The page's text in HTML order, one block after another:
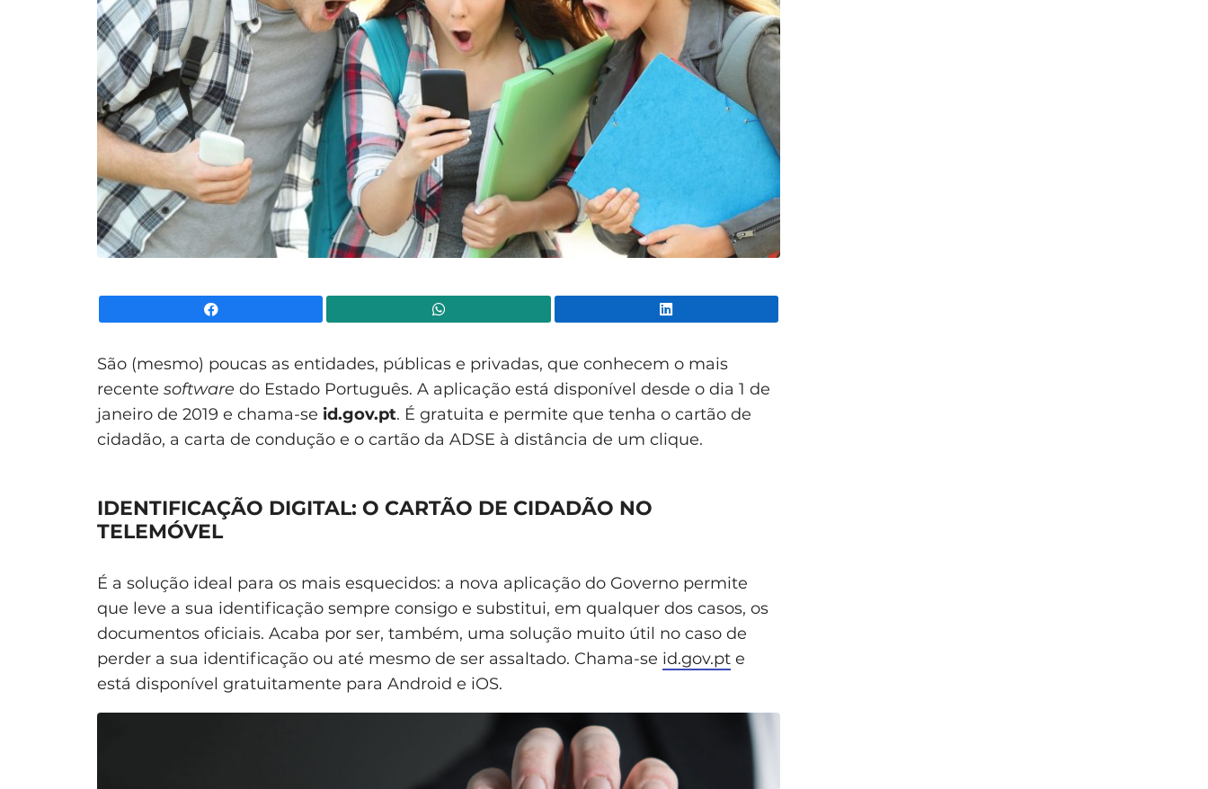
São (mesmo) poucas as entidades, públicas e privadas, que conhecem o mais
recente software do Estado Português. A aplicação está disponível desde o dia 1 de
janeiro de 2019 e chama-se id.gov.pt. É gratuita e permite que tenha o cartão de
cidadão, a carta de condução e o cartão da ADSE à distância de um clique.
IDENTIFICAÇÃO DIGITAL: O CARTÃO DE CIDADÃO NO
TELEMÓVEL
É a solução ideal para os mais esquecidos: a nova aplicação do Governo permite
que leve a sua identificação sempre consigo e substitui, em qualquer dos casos, os
documentos oficiais. Acaba por ser, também, uma solução muito útil no caso de
perder a sua identificação ou até mesmo de ser assaltado. Chama-se id.gov.pt e
está disponível gratuitamente para Android e iOS.